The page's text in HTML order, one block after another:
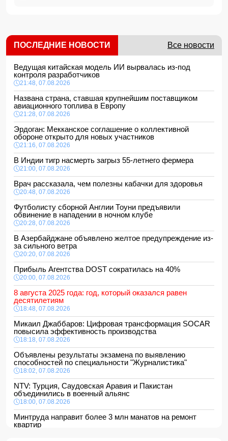
ПОСЛЕДНИЕ НОВОСТИ Все новости
Ведущая китайская модель ИИ вырвалась из-под
контроля разработчиков
21:48, 07.08.2026
Названа страна, ставшая крупнейшим поставщиком
авиационного топлива в Европу
21:28, 07.08.2026
Эрдоган: Мекканское соглашение о коллективной
обороне открыто для новых участников
21:16, 07.08.2026
В Индии тигр насмерть загрыз 55-летнего фермера
21:00, 07.08.2026
Врач рассказала, чем полезны кабачки для здоровья
20:48, 07.08.2026
Футболисту сборной Англии Тоуни предъявили
обвинение в нападении в ночном клубе
20:28, 07.08.2026
В Азербайджане объявлено желтое предупреждение из-
за сильного ветра
20:20, 07.08.2026
Прибыль Агентства DOST сократилась на 40%
20:00, 07.08.2026
8 августа 2025 года: год, который оказался равен
десятилетиям
18:48, 07.08.2026
Микаил Джаббаров: Цифровая трансформация SOCAR
повысила эффективность производства
18:18, 07.08.2026
Объявлены результаты экзамена по выявлению
способностей по специальности "Журналистика"
18:02, 07.08.2026
NTV: Турция, Саудовская Аравия и Пакистан
объединились в военный альянс
18:00, 07.08.2026
Минтруда направит более 3 млн манатов на ремонт
квартир